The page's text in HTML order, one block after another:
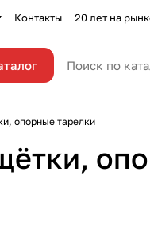
Контакты 20 лет на
опорные тарелки
Диски
Круги